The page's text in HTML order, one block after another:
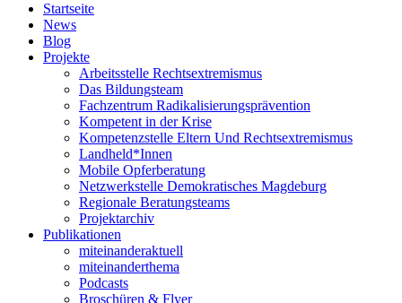
Startseite
News
Blog
Projekte
Arbeitsstelle Rechtsextremismus
Das Bildungsteam
Fachzentrum Radikalisierungsprävention
Kompetent in der Krise
Kompetenzstelle Eltern Und Rechtsextremismus
Landheld*Innen
Mobile Opferberatung
Netzwerkstelle Demokratisches Magdeburg
Regionale Beratungsteams
Projektarchiv
Publikationen
miteinanderaktuell
miteinanderthema
Podcasts
Broschüren & Flyer